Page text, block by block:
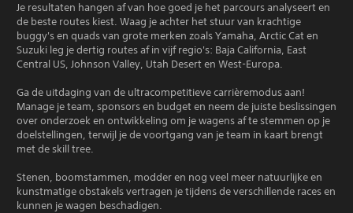
Je resultaten hangen af van hoe goed je het parcours analyseert en
de beste routes kiest. Waag je achter het stuur van krachtige
buggy's en quads van grote merken zoals Yamaha, Arctic Cat en
Suzuki leg je dertig routes af in vijf regio's: Baja California, East
Central US, Johnson Valley, Utah Desert en West-Europa.
Ga de uitdaging van de ultracompetitieve carrièremodus aan!
Manage je team, sponsors en budget en neem de juiste beslissingen
over onderzoek en ontwikkeling om je wagens af te stemmen op je
doelstellingen, terwijl je de voortgang van je team in kaart brengt
met de skill tree.
Stenen, boomstammen, modder en nog veel meer natuurlijke en
kunstmatige obstakels vertragen je tijdens de verschillende races en
kunnen je wagen beschadigen.